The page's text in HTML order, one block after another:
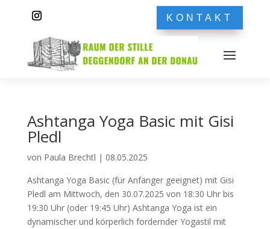
KONTAKT
Ashtanga Yoga Basic mit Gisi
Pledl
von Paula Brechtl | 08.05.2025
Ashtanga Yoga Basic (für Anfänger geeignet) mit Gisi
Pledl am Mittwoch, den 30.07.2025 von 18:30 Uhr bis
19:30 Uhr (oder 19:45 Uhr) Ashtanga Yoga ist ein
dynamischer und körperlich fordernder Yogastil mit